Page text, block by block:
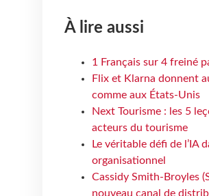
À lire aussi
1 Français sur 4 freiné
Flix et Klarna donnent
comme aux États-Unis
Next Tourisme : les 5
acteurs du tourisme
Le véritable défi de l’IA
organisationnel
Cassidy Smith-Broyles
nouveau canal de